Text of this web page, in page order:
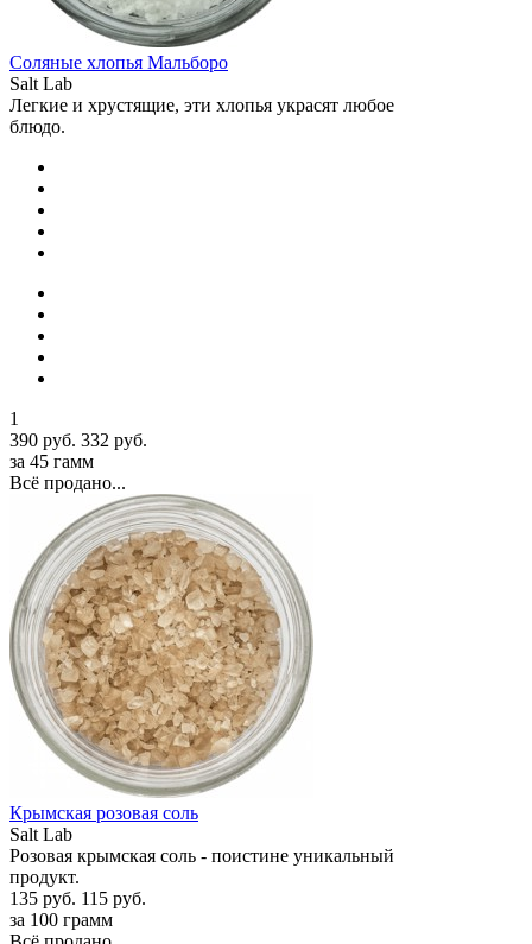
Соляные хлопья Мальборо
Salt Lab
Легкие и хрустящие, эти хлопья украсят любое
блюдо.
1
390 руб. 332 руб.
за 45 гамм
Всё продано...
Крымская розовая соль
Salt Lab
Розовая крымская соль - поистине уникальный
продукт.
135 руб. 115 руб.
за 100 грамм